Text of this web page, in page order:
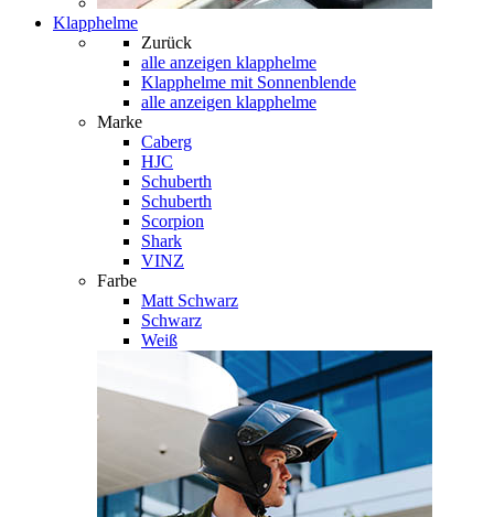
Klapphelme
Zurück
alle anzeigen klapphelme
Klapphelme mit Sonnenblende
alle anzeigen klapphelme
Marke
Caberg
HJC
Schuberth
Schuberth
Scorpion
Shark
VINZ
Farbe
Matt Schwarz
Schwarz
Weiß